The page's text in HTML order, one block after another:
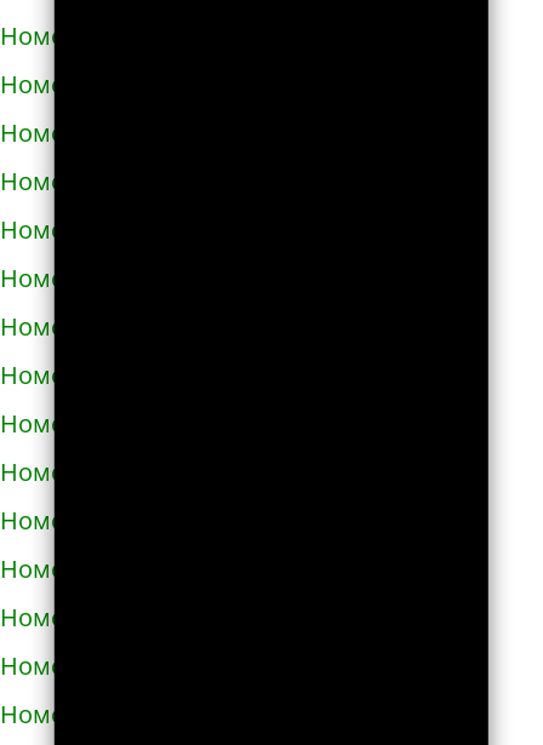
Номера телефонов такси в Дубно
Номера телефонов такси в Дунаевцах
Номера телефонов такси в Жашкове
Номера телефонов такси в Жёлтых водах
Номера телефонов такси в Жидачове
Номера телефонов такси в Житомире
Номера телефонов такси в Жмеринке
Номера телефонов такси в Жолкве
Номера телефонов такси в Запорожье
Номера телефонов такси в Збараже
Номера телефонов такси в Звенигородке
Номера телефонов такси в Здолбунове
Номера телефонов такси в Змиёве
Номера телефонов такси в Знаменке
Номера телефонов такси в Золотоноше